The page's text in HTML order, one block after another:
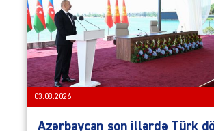
03.08.2026
Azərbaycan son illərdə Türk